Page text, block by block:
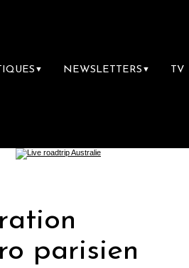
▼ NEWSLETTERS ▼ TV
parisien